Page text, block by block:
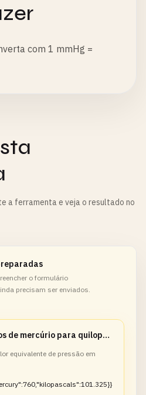
com 1 mmHg =
a ferramenta e veja o resultado no
o formulário
precisam ser enviados.
Converter milímetros de mercúrio para quilopascais
equivalente de pressão em